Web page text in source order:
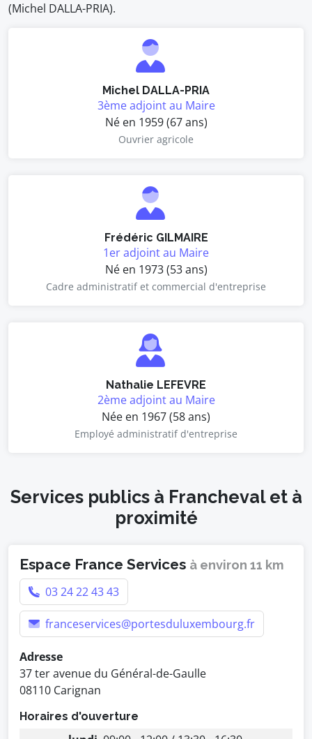
(Michel DALLA-PRIA).
Michel DALLA-PRIA
3ème adjoint au Maire
Né en 1959 (67 ans)
Ouvrier agricole
Frédéric GILMAIRE
1er adjoint au Maire
Né en 1973 (53 ans)
Cadre administratif et commercial d'entreprise
Nathalie LEFEVRE
2ème adjoint au Maire
Née en 1967 (58 ans)
Employé administratif d'entreprise
Services publics à Francheval et à
proximité
Espace France Services à environ 11 km
03 24 22 43 43
franceservices@portesduluxembourg.fr
Adresse
37 ter avenue du Général-de-Gaulle
08110 Carignan
Horaires d'ouverture